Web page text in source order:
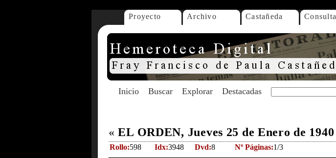
Proyecto Archivo Castañeda Consulta
Inicio Buscar Explorar Destacadas
« EL ORDEN, Jueves 25 de Enero de 1940
Rollo:598 Idx:3948 Dvd:8 Nº Páginas:1/3